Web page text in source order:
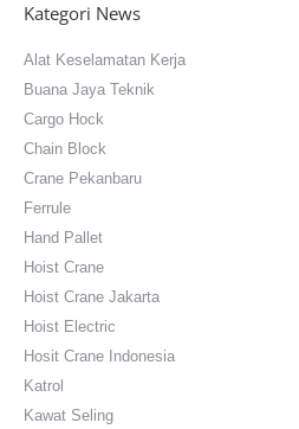
Kategori News
Alat Keselamatan Kerja
Buana Jaya Teknik
Cargo Hock
Chain Block
Crane Pekanbaru
Ferrule
Hand Pallet
Hoist Crane
Hoist Crane Jakarta
Hoist Electric
Hosit Crane Indonesia
Katrol
Kawat Seling